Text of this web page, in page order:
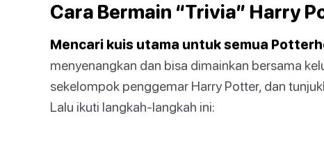
Cara Bermain “Trivia” Harry
Mencari kuis utama untuk semua
menyenangkan dan bisa dimainkan bersama
sekelompok penggemar Harry Potter, dan
Lalu ikuti langkah-langkah ini: